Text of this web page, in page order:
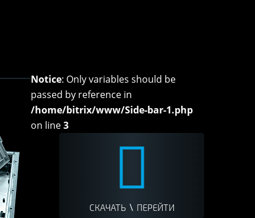
Notice: Only variables should be
passed by reference in
/home/bitrix/www/Side-bar-1.php
on line3
СКАЧАТЬ \ ПЕРЕЙТИ